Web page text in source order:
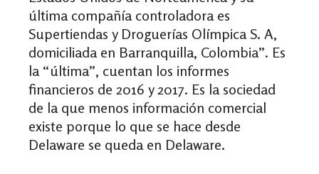
última compañía controladora es
Supertiendas y Droguerías Olímpica S. A,
domiciliada en Barranquilla, Colombia”. Es
la “última”, cuentan los informes
financieros de 2016 y 2017. Es la sociedad
de la que menos información comercial
existe porque lo que se hace desde
Delaware se queda en Delaware.